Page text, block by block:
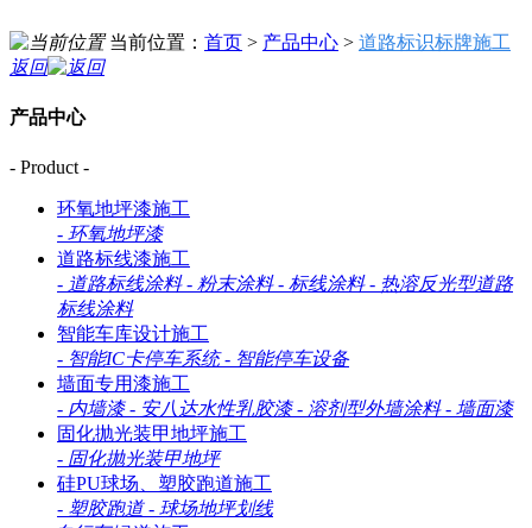
当前位置： 首页 > 产品中心 > 道路标识标牌施工
返回
产品中心
- Product -
环氧地坪漆施工
- 环氧地坪漆
道路标线漆施工
- 道路标线涂料 - 粉末涂料 - 标线涂料 - 热溶反光型道路
标线涂料
智能车库设计施工
- 智能IC卡停车系统 - 智能停车设备
墙面专用漆施工
- 内墙漆 - 安八达水性乳胶漆 - 溶剂型外墙涂料 - 墙面漆
固化抛光装甲地坪施工
- 固化抛光装甲地坪
硅PU球场、塑胶跑道施工
- 塑胶跑道 - 球场地坪划线